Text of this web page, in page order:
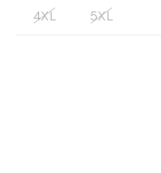
4XL 5XL